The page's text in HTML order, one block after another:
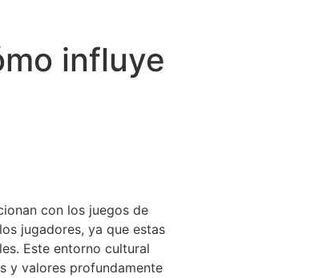
influye
con los juegos de
jugadores, ya que estas
Este entorno cultural
y valores profundamente